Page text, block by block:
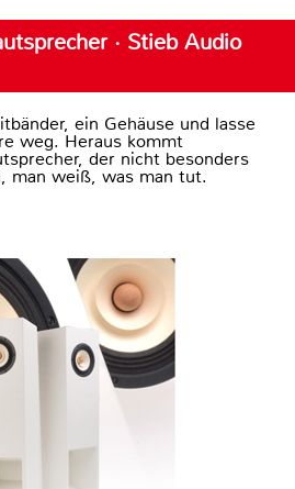
· Stieb Audio
ein Gehäuse und lasse
weg. Heraus kommt
der nicht besonders
man weiß, was man tut.